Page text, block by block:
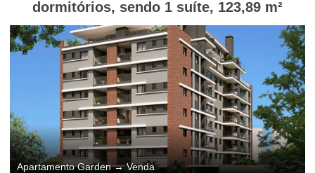
dormitórios, sendo 1 suíte, 123,89 m²
Apartamento Garden→Venda